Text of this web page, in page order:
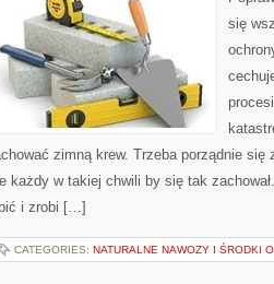
się
zimną krew. Trzeba porządnie
każdy w takiej chwili by się tak
i zrobi […]
CATEGORIES: NATURALNE NAWOZY I ŚRODKI